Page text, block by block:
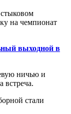
на чемпионат
выходной в
ничью и
встреча.
стали